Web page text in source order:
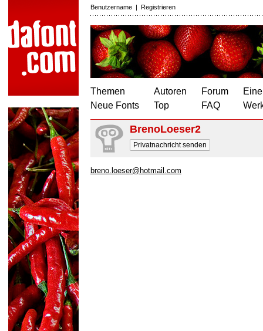
Benutzername | Registrieren
Themen
Neue Fonts
Autoren
Top
Forum
FAQ
BrenoLoeser2
Privatnachricht senden
breno.loeser@hotmail.com